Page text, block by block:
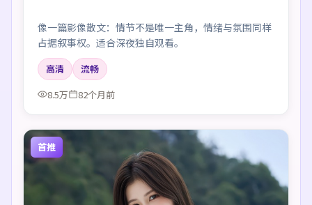
像一篇影像散文：情节不是唯一主角，情绪与氛围同样
占据叙事权。适合深夜独自观看。
高清
流畅
8.5万
82个月前
首推